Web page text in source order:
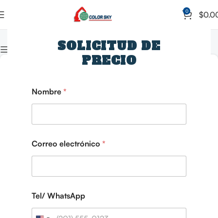
SOLICITUD DE
PRECIO
Nombre *
Correo electrónico *
Tel/ WhatsApp
0 $
Hogar
Mostrar columna
OCTUBRE
NOTICIAS
0